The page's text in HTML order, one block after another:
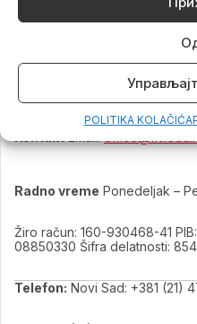
POLITIKA KOLAČIĆA
Zbog velikog inetersovanja
organizuje novi ciklus obuka
polaganje pravosudnog ispita
Radno vreme Ponedeljak –
Žiro račun: 160-930468-41
08850330 Šifra delatnosti:
Telefon: Novi Sad: +381 (21)